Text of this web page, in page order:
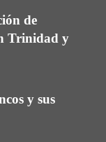
de
Trinidad y
y sus